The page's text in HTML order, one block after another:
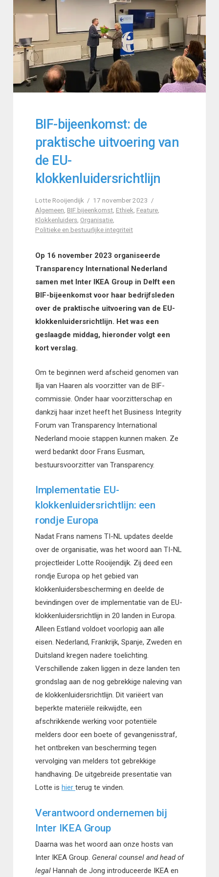
BIF-bijeenkomst: de
praktische uitvoering van
de EU-
klokkenluidersrichtlijn
Lotte Rooijendijk
17 november 2023
Algemeen BIF bijeenkomst, Ethiek Feature,
Klokkenluiders, Organisatie,
Politieke en bestuurlijke integriteit
Op 16 november 2023 organiseerde
Transparency International Nederland
samen met Inter IKEA Group in Delft een
BIF-bijeenkomst voor haar bedrijfsleden
over de praktische uitvoering van de EU-
klokkenluidersrichtlijn. Het was een
geslaagde middag, hieronder volgt een
kort verslag.
Om te beginnen werd afscheid genomen van
Ilja van Haaren als voorzitter van de BIF-
commissie. Onder haar voorzitterschap en
dankzij haar inzet heeft het Business Integrity
Forum van Transparency International
Nederland mooie stappen kunnen maken. Ze
werd bedankt door Frans Eusman,
bestuursvoorzitter van Transparency.
Implementatie EU-
klokkenluidersrichtlijn: een
rondje Europa
Nadat Frans namens TI-NL updates deelde
over de organisatie, was het woord aan TI-NL
projectleider Lotte Rooijendijk. Zij deed een
rondje Europa op het gebied van
klokkenluidersbescherming en deelde de
bevindingen over de implementatie van de EU-
klokkenluidersrichtlijn in 20 landen in Europa.
Alleen Estland voldoet voorlopig aan alle
eisen. Nederland, Frankrijk, Spanje, Zweden en
Duitsland kregen nadere toelichting.
Verschillende zaken liggen in deze landen ten
grondslag aan de nog gebrekkige naleving van
de klokkenluidersrichtlijn. Dit variëert van
beperkte materiële reikwijdte, een
afschrikkende werking voor potentiële
melders door een boete of gevangenisstraf,
het ontbreken van bescherming tegen
vervolging van melders tot gebrekkige
handhaving. De uitgebreide presentatie van
Lotte is hier terug te vinden.
Verantwoord ondernemen bij
Inter IKEA Group
Daarna was het woord aan onze hosts van
Inter IKEA Group. General counsel and head of
legalHannah de Jong introduceerde IKEA en